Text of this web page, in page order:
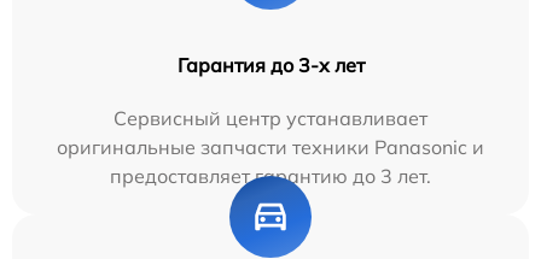
Гарантия до 3-х лет
Сервисный центр устанавливает
оригинальные запчасти техники Panasonic и
предоставляет гарантию до 3 лет.